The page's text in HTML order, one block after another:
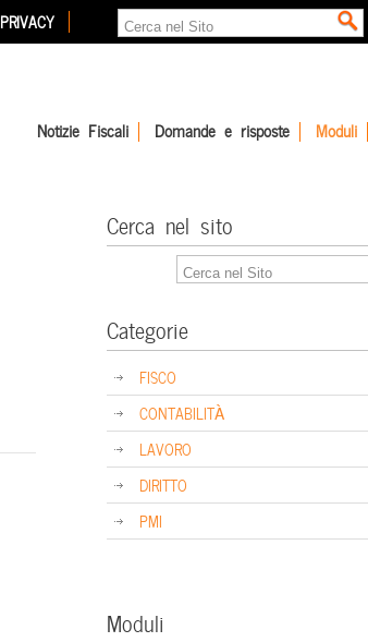
PRIVACY
Notizie Fiscali Domande e risposte Moduli
Cerca nel sito
Categorie
FISCO
CONTABILITÀ
LAVORO
DIRITTO
PMI
Moduli